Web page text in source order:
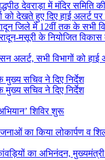
देवराड़ा में मंदिर समिति
को देखते हुए दिए हाई अलर्ट
जिले में 12वीं तक के सभी
मसूरी के नियोजित विकास
अलर्ट, सभी विभागों को हाई
सचिव ने दिए निर्देश
सचिव ने दिए निर्देश
शिविर शुरू
का किया लोकार्पण व
का अभिनंदन,